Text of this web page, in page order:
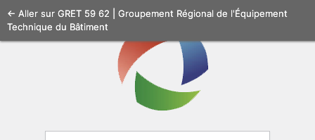
Se
connecter
← Aller sur GRET 59 62 | Groupement Régional de l'Équipement
Technique du Bâtiment